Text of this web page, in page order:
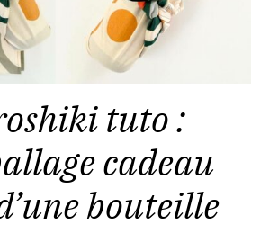
tuto :
cadeau
bouteille